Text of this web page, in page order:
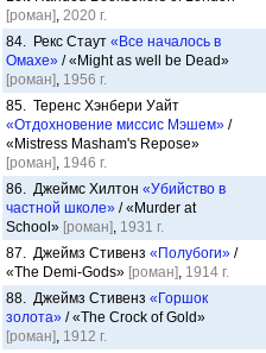
[роман], 2020 г.
84. Рекс Стаут «Все началось в
Омахе» / «Might as well be Dead»
[роман], 1956 г.
85. Теренс Хэнбери Уайт
«Отдохновение миссис Мэшем» /
«Mistress Masham's Repose»
[роман], 1946 г.
86. Джеймс Хилтон «Убийство в
частной школе» / «Murder at
School» [роман], 1931 г.
87. Джеймз Стивенз «Полубоги» /
«The Demi-Gods» [роман], 1914 г.
88. Джеймз Стивенз «Горшок
золота» / «The Crock of Gold»
[роман], 1912 г.